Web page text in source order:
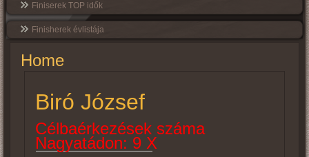
Finiserek TOP idők
Finisherek évlistája
Home
Biró József
Célbaérkezések száma
Nagyatádon: 9 X